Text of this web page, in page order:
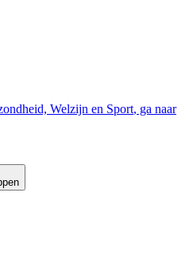
Welzijn en Sport, ga naar